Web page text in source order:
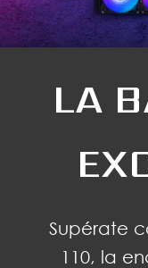
LA
Supérate
110, la